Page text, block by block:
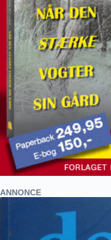
ANNONCE